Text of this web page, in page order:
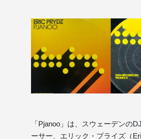
「Pjanoo」は、スウェーデンの
ーサー、エリック・プライズ（